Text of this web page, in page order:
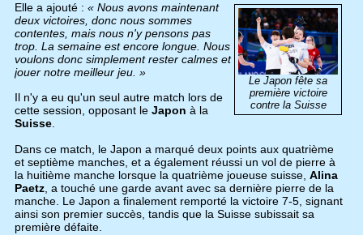
Le Japon fête sa
première victoire
contre la Suisse
Elle a ajouté : « Nous avons maintenant
deux victoires, donc nous sommes
contentes, mais nous n'y pensons pas
trop. La semaine est encore longue. Nous
voulons donc simplement rester calmes et
jouer notre meilleur jeu. »
Il n'y a eu qu'un seul autre match lors de
cette session, opposant le Japon à la
Suisse.
Dans ce match, le Japon a marqué deux points aux quatrième
et septième manches, et a également réussi un vol de pierre à
la huitième manche lorsque la quatrième joueuse suisse, Alina
Paetz, a touché une garde avant avec sa dernière pierre de la
manche. Le Japon a finalement remporté la victoire 7-5, signant
ainsi son premier succès, tandis que la Suisse subissait sa
première défaite.